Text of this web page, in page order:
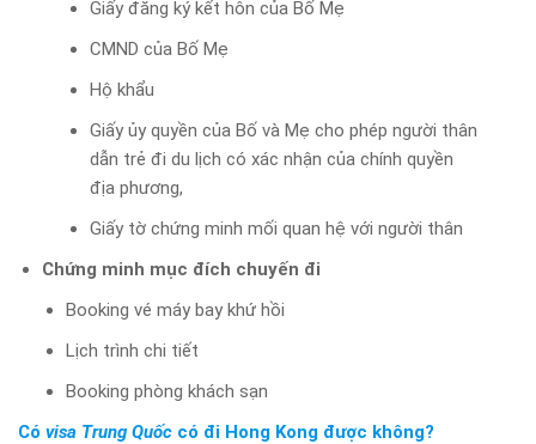
Giấy đăng ký kết hôn của Bố Mẹ
CMND của Bố Mẹ
Hộ khẩu
Giấy ủy quyền của Bố và Mẹ cho phép người thân
dẫn trẻ đi du lịch có xác nhận của chính quyền
địa phương,
Giấy tờ chứng minh mối quan hệ với người thân
Chứng minh mục đích chuyến đi
Booking vé máy bay khứ hồi
Lịch trình chi tiết
Booking phòng khách sạn
Có visa Trung Quốc có đi Hong Kong được không?